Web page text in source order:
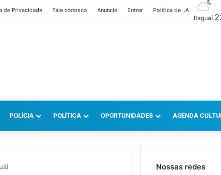
de Privacidade Fale conosco Anuncie Entrar Política de I.A
Itaguaí
POLÍCIA POLÍTICA OPORTUNIDADES AGENDA
Nossas redes